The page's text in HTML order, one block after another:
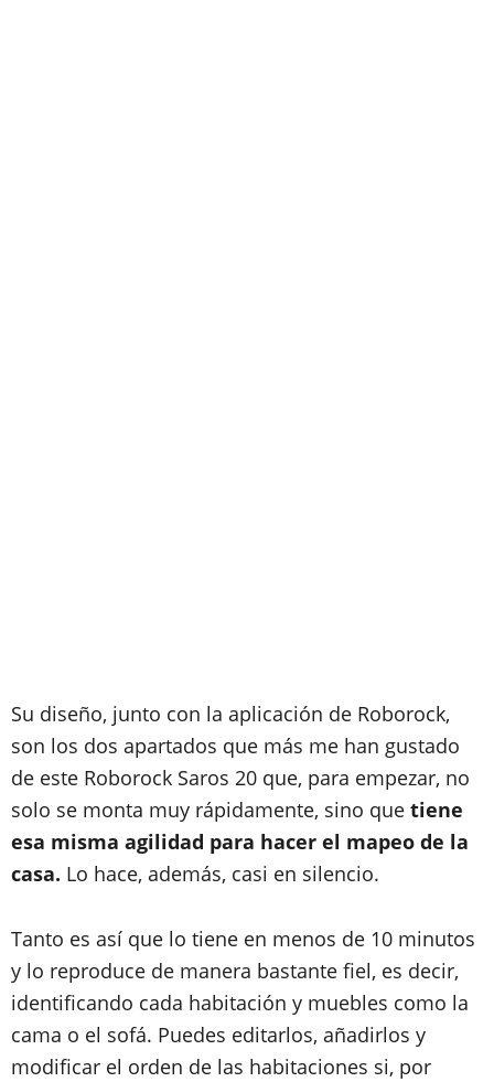
Su diseño, junto con la aplicación de Roborock,
son los dos apartados que más me han gustado
de este Roborock Saros 20 que, para empezar, no
solo se monta muy rápidamente, sino que tiene
esa misma agilidad para hacer el mapeo de la
casa. Lo hace, además, casi en silencio.
Tanto es así que lo tiene en menos de 10 minutos
y lo reproduce de manera bastante fiel, es decir,
identificando cada habitación y muebles como la
cama o el sofá. Puedes editarlos, añadirlos y
modificar el orden de las habitaciones si, por